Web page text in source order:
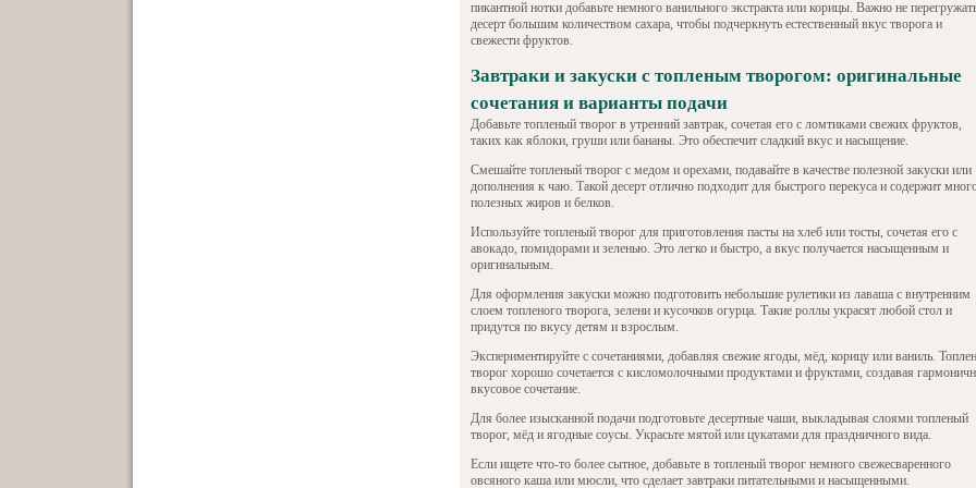
пикантной нотки добавьте немного ванильного экстракта или корицы. Важно не
десерт большим количеством сахара, чтобы подчеркнуть естественный вкус творога и
свежести фруктов.
Завтраки и закуски с топленым творогом: оригинальные
сочетания и варианты подачи
Добавьте топленый творог в утренний завтрак, сочетая его с ломтиками свежих фруктов,
таких как яблоки, груши или бананы. Это обеспечит сладкий вкус и насыщение.
Смешайте топленый творог с медом и орехами, подавайте в качестве полезной закуски или
дополнения к чаю. Такой десерт отлично подходит для быстрого перекуса и содержит
полезных жиров и белков.
Используйте топленый творог для приготовления пасты на хлеб или тосты, сочетая его с
авокадо, помидорами и зеленью. Это легко и быстро, а вкус получается насыщенным и
оригинальным.
Для оформления закуски можно подготовить небольшие рулетики из лаваша с внутренним
слоем топленого творога, зелени и кусочков огурца. Такие роллы украсят любой стол и
придутся по вкусу детям и взрослым.
Экспериментируйте с сочетаниями, добавляя свежие ягоды, мёд, корицу или ваниль.
творог хорошо сочетается с кисломолочными продуктами и фруктами, создавая
вкусовое сочетание.
Для более изысканной подачи подготовьте десертные чаши, выкладывая слоями топленый
творог, мёд и ягодные соусы. Украсьте мятой или цукатами для праздничного вида.
Если ищете что-то более сытное, добавьте в топленый творог немного свежесваренного
овсяного каша или мюсли, что сделает завтраки питательными и насыщенными.